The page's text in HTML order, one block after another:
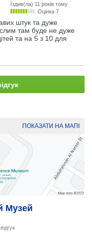
Їздив(ла) 11 років тому
Оцінка 7
штук та дуже
там буде не дуже
та на 5 з 10 для
ПОКАЗАТИ НА МАПІ
Музей